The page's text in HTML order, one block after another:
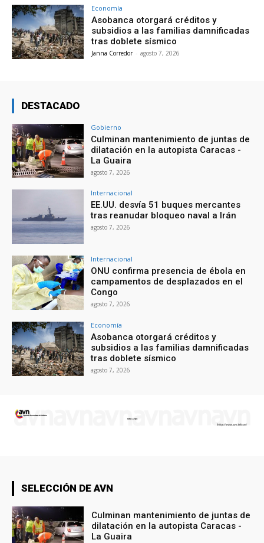
Economía
Asobanca otorgará créditos y
subsidios a las familias damnificadas
tras doblete sísmico
Janna Corredor - agosto 7, 2026
DESTACADO
Gobierno
Culminan mantenimiento de juntas de
dilatación en la autopista Caracas -
La Guaira
agosto 7, 2026
Internacional
EE.UU. desvía 51 buques mercantes
tras reanudar bloqueo naval a Irán
agosto 7, 2026
Internacional
ONU confirma presencia de ébola en
campamentos de desplazados en el
Congo
agosto 7, 2026
Economía
Asobanca otorgará créditos y
subsidios a las familias damnificadas
tras doblete sísmico
agosto 7, 2026
SELECCIÓN DE AVN
Culminan mantenimiento de juntas de
dilatación en la autopista Caracas -
La Guaira